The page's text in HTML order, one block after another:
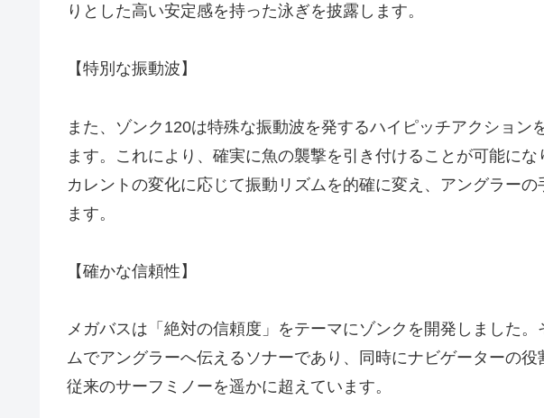
りとした高い安定感を持った泳ぎを披露します。
【特別な振動波】
また、ゾンク120は特殊な振動波を発するハイピッチアクション
ます。これにより、確実に魚の襲撃を引き付けることが可能に
カレントの変化に応じて振動リズムを的確に変え、アングラー
ます。
【確かな信頼性】
メガバスは「絶対の信頼度」をテーマにゾンクを開発しました
ムでアングラーへ伝えるソナーであり、同時にナビゲーターの役
従来のサーフミノーを遥かに超えています。